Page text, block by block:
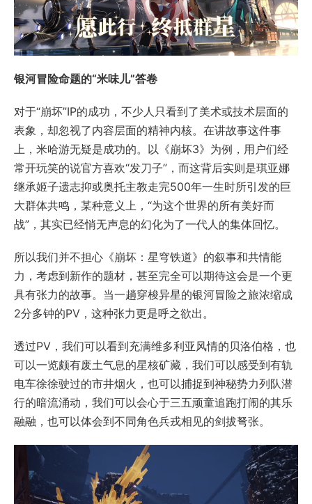
银河冒险命题的“米味儿”答卷
对于“崩坏”IP的成功，不少人只看到了美术或技术层面的
表象，却忽视了内容层面的精神内核。在讲故事这件事
上，米哈游无疑是成功的。以《崩坏3》为例，用户们经
常开玩笑的说官方喜欢“发刀子”，而这背后实则是琪亚娜
继承姬子遗志抑或奥托主教走完500年一生时所引发的巨
大群体共鸣，某种意义上，“为这个世界的所有美好而
战”，其实已经悄无声息的幻化为了一代人的集体回忆。
所以我们并不担心《崩坏：星穹铁道》的叙事和共情能
力，考虑到新作的题材，甚至完全可以期待这会是一个更
具有张力的故事。当一趟穿梭异星的银河冒险之旅浓缩成
2分多钟的PV，这种张力更是呼之欲出。
透过PV，我们可以看到充满维多利亚风情的贝洛伯格，也
可以一览颇有废土气息的星核矿藏，我们可以感受到有轨
电车徐徐驶过的市井烟火，也可以捕捉到神秘势力列队潜
行的暗流涌动，我们可以会心于三五顽童追跑打闹的其乐
融融，也可以体会到不同角色兵戎相见的剑拔弩张。